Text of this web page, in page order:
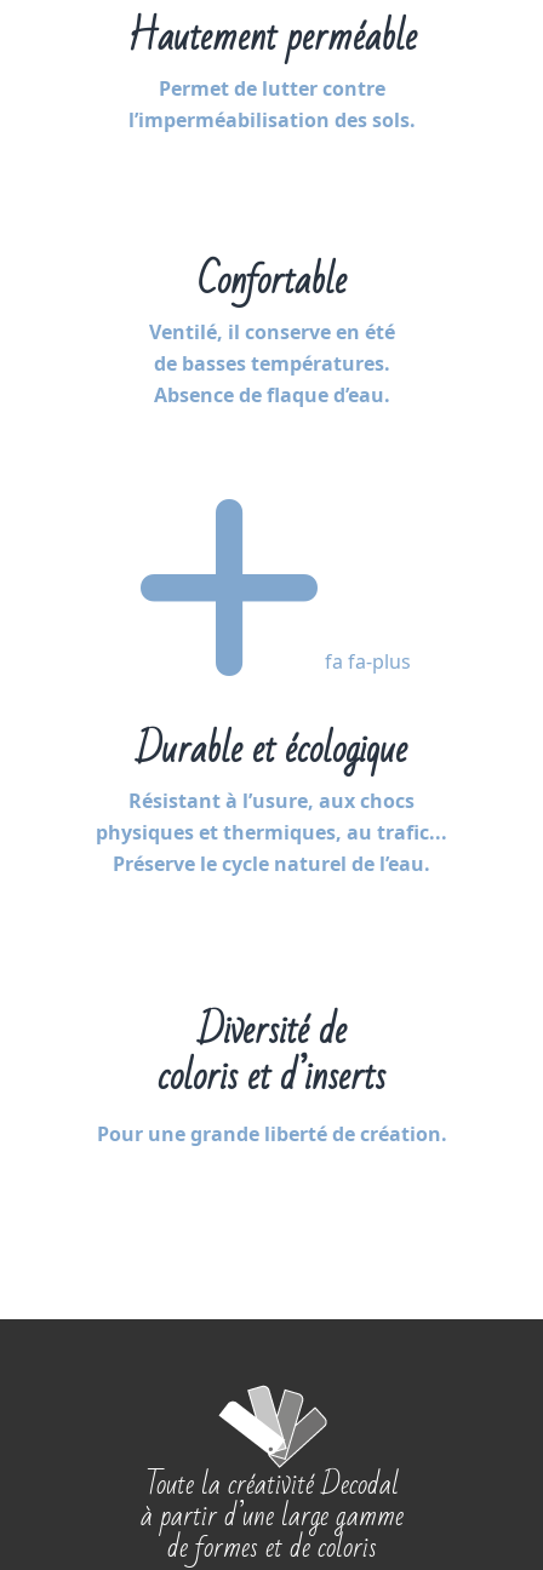
Hautement perméable
Permet de lutter contre
l’imperméabilisation des sols.
Confortable
Ventilé, il conserve en été
de basses températures.
Absence de flaque d’eau.
fa fa-plus
Durable et écologique
Résistant à l’usure, aux chocs
physiques et thermiques, au trafic...
Préserve le cycle naturel de l’eau.
Diversité de
coloris et d’inserts
Pour une grande liberté de création.
Toute la créativité Decodal
à partir d’une large gamme
de formes et de coloris